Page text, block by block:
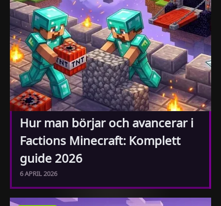
Hur man börjar och avancerar i
Factions Minecraft: Komplett
guide 2026
6 APRIL 2026